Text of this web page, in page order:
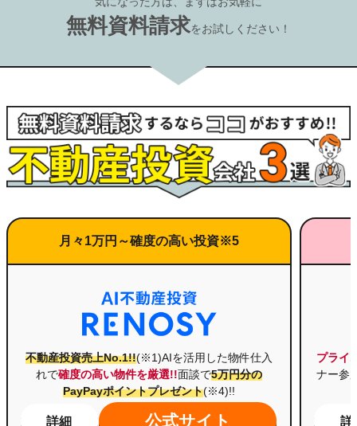
無料資料請求をお試しください！
月々1万円 ～確度の高い投資※5
不動産投資売上No.1!!(※1)AIを活用した物件仕入
れで確度の高い物件を厳選!!面談で5万円分の
PayPayポイントプレゼント(※4)!!
詳細 公式サイト
プライ
ナー参
詳